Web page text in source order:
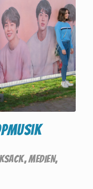
,MEDIEN,